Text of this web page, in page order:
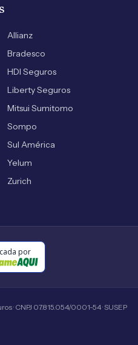
Allianz
Bradesco
HDI Seguros
Liberty Seguros
Mitsui Sumitomo
Sompo
Sul América
Yelum
Zurich
por
· CNPJ 07.815.054/0001-54 · SUSEP